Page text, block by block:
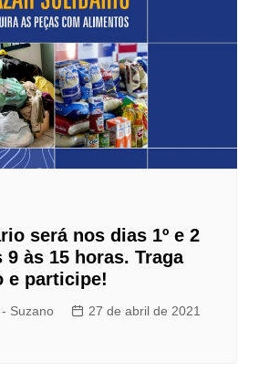
será nos dias 1º e 2
9 às 15 horas. Traga
e participe!
Suzano
27 de abril de 2021